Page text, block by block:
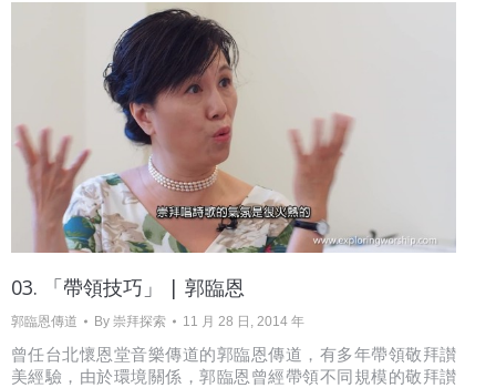
03. 「帶領技巧」 | 郭臨恩
郭臨恩傳道 By 崇拜探索 11 月 28 日, 2014 年
曾任台北懷恩堂音樂傳道的郭臨恩傳道，有多年帶領敬拜讃
美經驗，由於環境關係，郭臨恩曾經帶領不同規模的敬拜讃